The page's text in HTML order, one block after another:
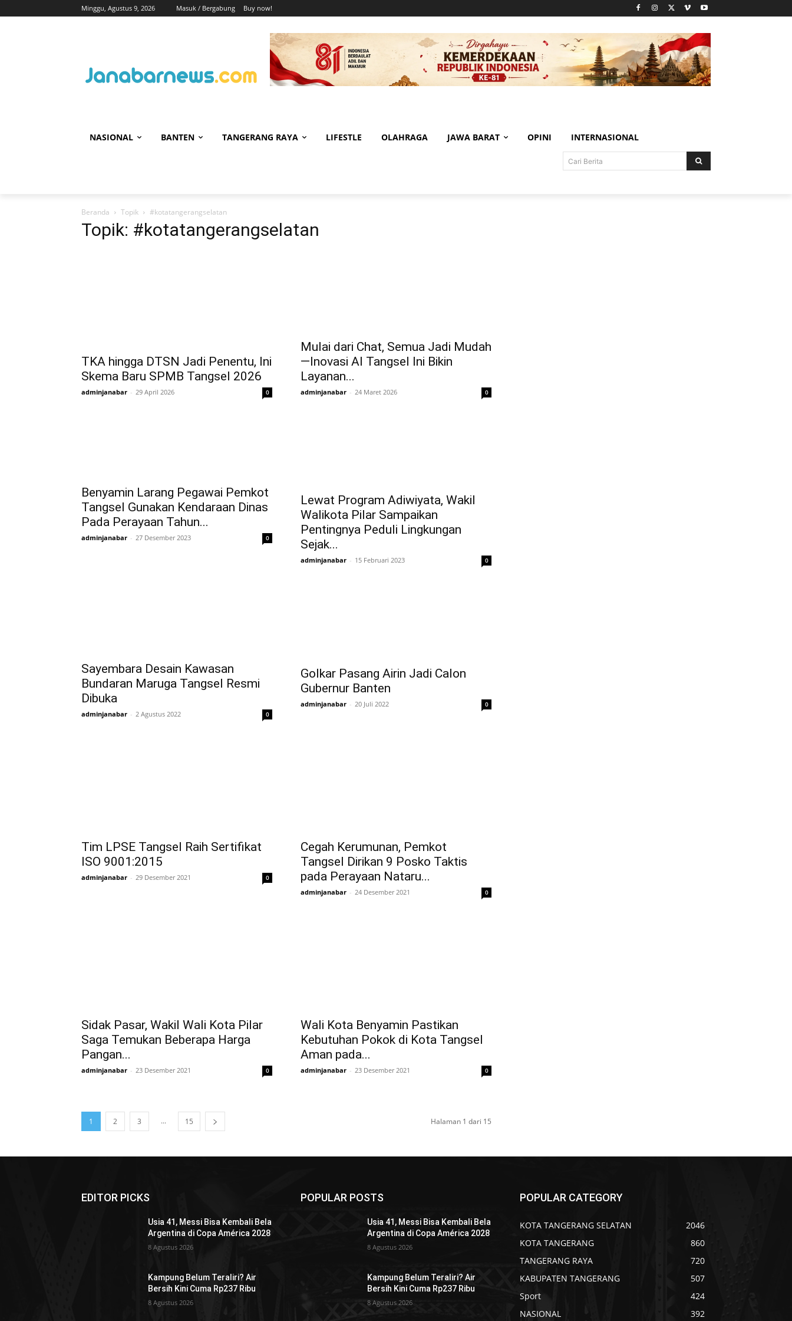
Minggu, Agustus 9, 2026 Masuk / Bergabung Buy now!
NASIONAL BANTEN TANGERANG RAYA LIFESTLE OLAHRAGA JAWA BARAT OPINI INTERNASIONAL
Cari Berita
Beranda Topik #kotatangerangselatan
Topik: #kotatangerangselatan
TKA hingga DTSN Jadi Penentu, Ini
Skema Baru SPMB Tangsel 2026
adminjanabar - 29 April 2026 0
Mulai dari Chat, Semua Jadi Mudah
—Inovasi AI Tangsel Ini Bikin
Layanan...
adminjanabar - 24 Maret 2026 0
Benyamin Larang Pegawai Pemkot
Tangsel Gunakan Kendaraan Dinas
Pada Perayaan Tahun...
adminjanabar - 27 Desember 2023 0
Lewat Program Adiwiyata, Wakil
Walikota Pilar Sampaikan
Pentingnya Peduli Lingkungan
Sejak...
adminjanabar - 15 Februari 2023 0
Sayembara Desain Kawasan
Bundaran Maruga Tangsel Resmi
Dibuka
adminjanabar - 2 Agustus 2022 0
Golkar Pasang Airin Jadi Calon
Gubernur Banten
adminjanabar - 20 Juli 2022 0
Tim LPSE Tangsel Raih Sertifikat
ISO 9001:2015
adminjanabar - 29 Desember 2021 0
Cegah Kerumunan, Pemkot
Tangsel Dirikan 9 Posko Taktis
pada Perayaan Nataru...
adminjanabar - 24 Desember 2021 0
Sidak Pasar, Wakil Wali Kota Pilar
Saga Temukan Beberapa Harga
Pangan...
adminjanabar - 23 Desember 2021 0
Wali Kota Benyamin Pastikan
Kebutuhan Pokok di Kota Tangsel
Aman pada...
adminjanabar - 23 Desember 2021 0
1 2 3 ... 15 Halaman 1 dari 15
EDITOR PICKS
Usia 41, Messi Bisa Kembali Bela
Argentina di Copa América 2028
8 Agustus 2026
Kampung Belum Teraliri? Air
Bersih Kini Cuma Rp237 Ribu
8 Agustus 2026
POPULAR POSTS
Usia 41, Messi Bisa Kembali Bela
Argentina di Copa América 2028
8 Agustus 2026
Kampung Belum Teraliri? Air
Bersih Kini Cuma Rp237 Ribu
8 Agustus 2026
POPULAR CATEGORY
KOTA TANGERANG SELATAN
2046
KOTA TANGERANG
860
TANGERANG RAYA
720
KABUPATEN TANGERANG
507
Sport
424
NASIONAL
392